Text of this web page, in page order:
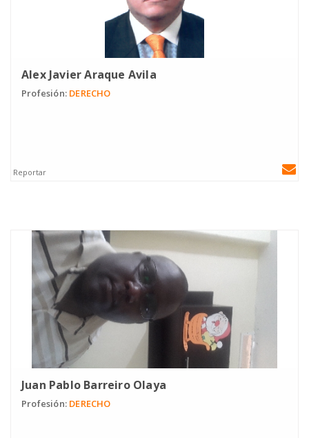
Alex Javier Araque Avila
Profesión: DERECHO
Reportar
Juan Pablo Barreiro Olaya
Profesión: DERECHO